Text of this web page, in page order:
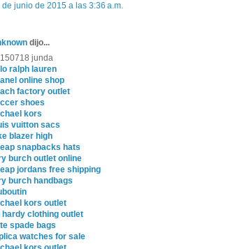
de junio de 2015 a las 3:36 a.m.
dijo...
junda
ralph lauren
online shop
factory outlet
shoes
kors
vuitton sacs
blazer high
snapbacks hats
burch outlet online
jordans free shipping
burch handbags
kors outlet
hardy clothing outlet
spade bags
watches for sale